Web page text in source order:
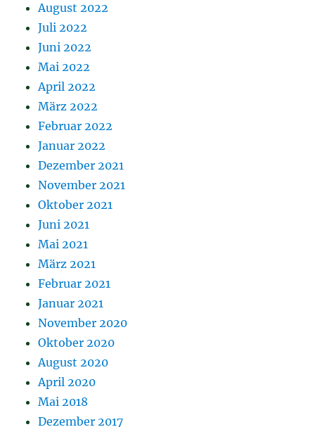
August 2022
Juli 2022
Juni 2022
Mai 2022
April 2022
März 2022
Februar 2022
Januar 2022
Dezember 2021
November 2021
Oktober 2021
Juni 2021
Mai 2021
März 2021
Februar 2021
Januar 2021
November 2020
Oktober 2020
August 2020
April 2020
Mai 2018
Dezember 2017